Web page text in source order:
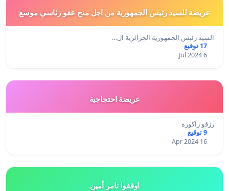
عريضة للسيد رئيس الجمهورية من اجل منح عفو رئاسي موسع
السيد رئيس الجمهورية الجزائرية ال…
17 توقيع
6 Jul 2024
عريضة احتجاجية
رزقو زاكورة
9 توقيع
16 Apr 2024
اوقفوا تامر أمين